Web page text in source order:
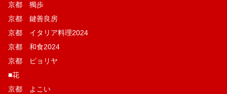
京都 獨歩
京都 鍵善良房
京都 イタリア料理2024
京都 和食2024
京都 ピョリヤ
■花
京都 よこい